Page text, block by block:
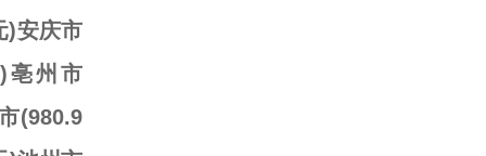
)安庆市
亳州市
(980.9